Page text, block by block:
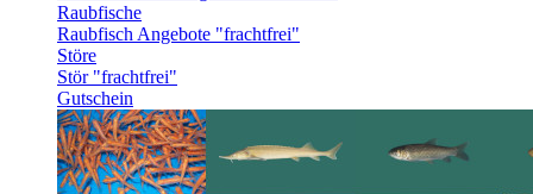
Raubfische
Raubfisch Angebote "frachtfrei"
Störe
Stör "frachtfrei"
Gutschein